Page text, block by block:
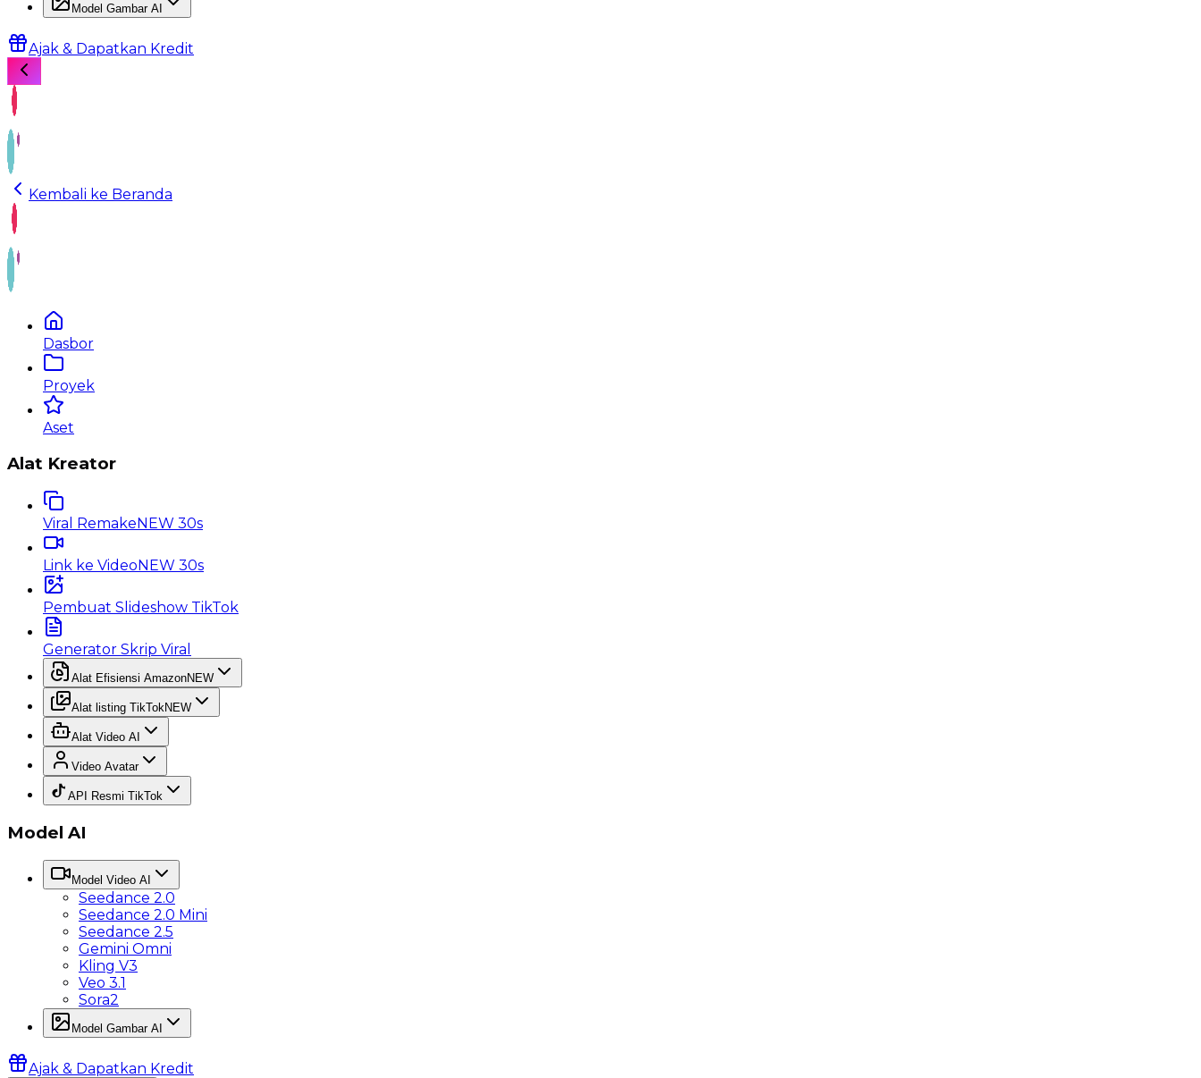
Model Gambar AI
Ajak & Dapatkan Kredit
Kembali ke Beranda
Dasbor
Proyek
Aset
Alat Kreator
Viral Remake NEW 30s
Link ke Video NEW 30s
Pembuat Slideshow TikTok
Generator Skrip Viral
Alat Efisiensi AmazonNEW
Alat listing TikTokNEW
Alat Video AI
Video Avatar
API Resmi TikTok
Model AI
Model Video AI
Seedance 2.0
Seedance 2.0 Mini
Seedance 2.5
Gemini Omni
Kling V3
Veo 3.1
Sora2
Model Gambar AI
Ajak & Dapatkan Kredit